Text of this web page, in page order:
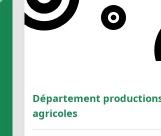
Département
agricoles